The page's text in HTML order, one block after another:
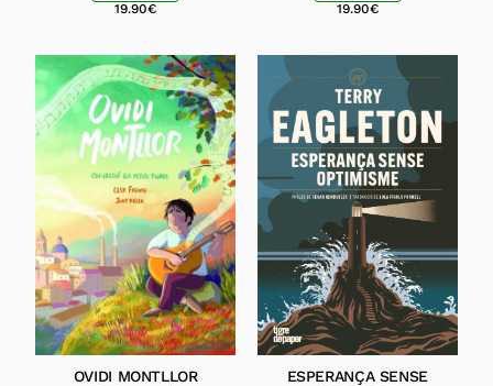
19.90€
19.90€
OVIDI MONTLLOR
ESPERANÇA SENSE